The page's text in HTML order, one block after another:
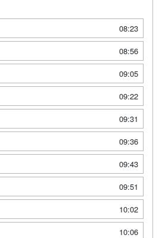
08:23
08:56
09:05
09:22
09:31
09:36
09:43
09:51
10:02
10:06